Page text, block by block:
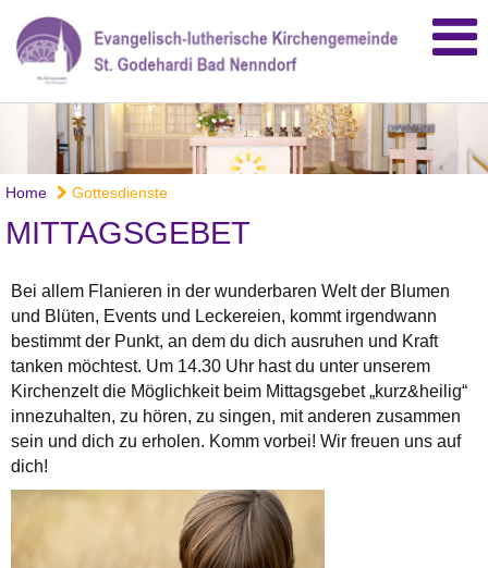
Home Gottesdienste
MITTAGSGEBET
Bei allem Flanieren in der wunderbaren Welt der Blumen
und Blüten, Events und Leckereien, kommt irgendwann
bestimmt der Punkt, an dem du dich ausruhen und Kraft
tanken möchtest. Um 14.30 Uhr hast du unter unserem
Kirchenzelt die Möglichkeit beim Mittagsgebet „kurz&heilig“
innezuhalten, zu hören, zu singen, mit anderen zusammen
sein und dich zu erholen. Komm vorbei! Wir freuen uns auf
dich!